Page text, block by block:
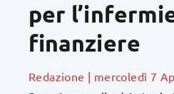
per
finanziere
Redazione | mercoledì 7